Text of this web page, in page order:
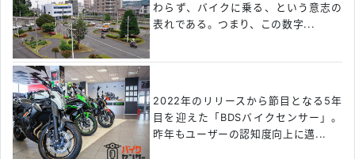
わらず、バイクに乗る、という意志の
表れである。つまり、この数字...
2022年のリリースから節目となる5年
目を迎えた「BDSバイクセンサー」。
昨年もユーザーの認知度向上に邁...